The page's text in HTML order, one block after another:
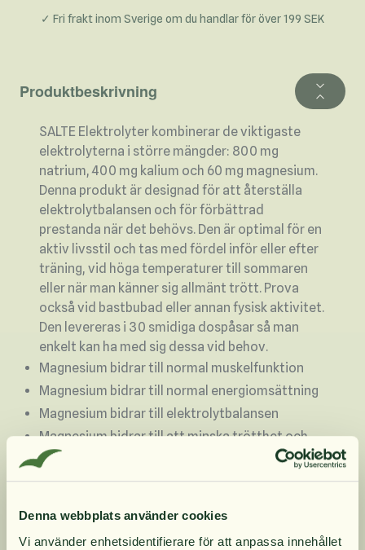
Denna webbplats använder cookies
Vi använder enhetsidentifierare för att anpassa innehållet
✓ Fri frakt inom Sverige om du handlar för över 199 SEK
Produktbeskrivning
SALTE Elektrolyter kombinerar de viktigaste
elektrolyterna i större mängder: 800 mg
natrium, 400 mg kalium och 60 mg magnesium.
Denna produkt är designad för att återställa
elektrolytbalansen och för förbättrad
prestanda när det behövs. Den är optimal för en
aktiv livsstil och tas med fördel inför eller efter
träning, vid höga temperaturer till sommaren
eller när man känner sig allmänt trött. Prova
också vid bastbubad eller annan fysisk aktivitet.
Den levereras i 30 smidiga dospåsar så man
enkelt kan ha med sig dessa vid behov.
Magnesium bidrar till normal muskelfunktion
Magnesium bidrar till normal energiomsättning
Magnesium bidrar till elektrolytbalansen
Magnesium bidrar till att minska trötthet och
utmattning
Denna variant är helt utan smaksättning och
justeras genom att använda mer eller mindre
vatten.